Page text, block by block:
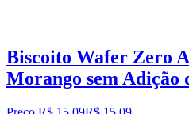
Biscoito Wafer Zero
Morango sem Adição